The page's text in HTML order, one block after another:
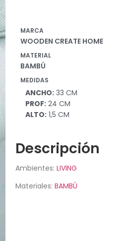
MARCA
WOODEN CREATE HOME
MATERIAL
BAMBÚ
MEDIDAS
ANCHO: 33 CM
PROF: 24 CM
ALTO: 1,5 CM
Descripción
Ambientes: LIVING
Materiales: BAMBÚ